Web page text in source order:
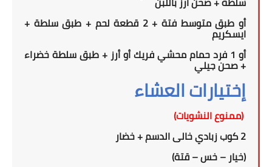
أو طبق متوسط فتة + 2 قطعة لحم + طبق سلطة +
ايسكريم
أو 1 فرد حمام محشي فريك أو أرز + طبق سلطة خضراء
+ صحن جيلي
إختيارات العشاء
(ممنوع النشويات)
2كوب زبادي خالى الدسم+خضار
(خيار – خس – قتة)